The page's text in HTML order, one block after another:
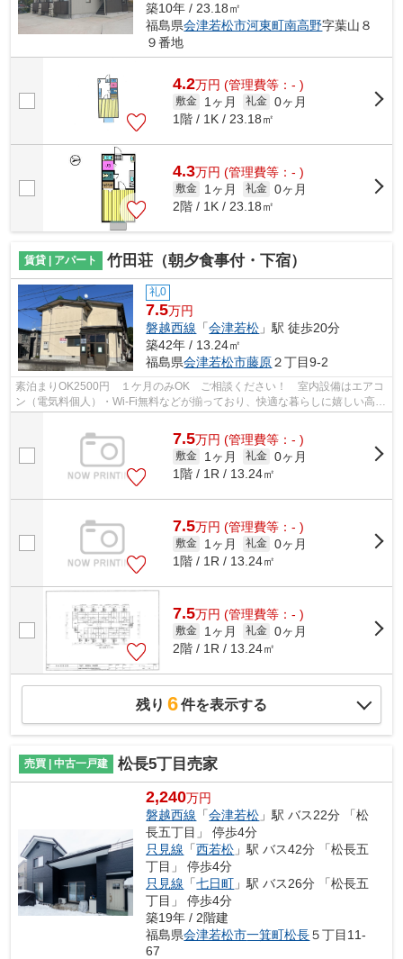
築10年 / 23.18㎡
福島県会津若松市河東町南高野字葉山８
９番地
4.2万円 (管理費等：- )
敷金 1ヶ月 礼金 0ヶ月
1階 / 1K / 23.18㎡
4.3万円 (管理費等：- )
敷金 1ヶ月 礼金 0ヶ月
2階 / 1K / 23.18㎡
賃貸 | アパート 竹田荘（朝夕食事付・下宿）
礼0
7.5万円
磐越西線 「会津若松 」駅 徒歩20分
築42年 / 13.24㎡
福島県会津若松市藤原２丁目9-2
素泊まりOK2500円 １ケ月のみOK ご相談ください！ 室内設備はエアコ
ン（電気料個人）・Wi-Fi無料などが揃っており、快適な暮らしに嬉しい高速
7.5万円 (管理費等：- )
敷金 1ヶ月 礼金 0ヶ月
1階 / 1R / 13.24㎡
7.5万円 (管理費等：- )
敷金 1ヶ月 礼金 0ヶ月
1階 / 1R / 13.24㎡
7.5万円 (管理費等：- )
敷金 1ヶ月 礼金 0ヶ月
2階 / 1R / 13.24㎡
残り 6件を表示する
売買 | 中古一戸建 松長5丁目売家
2,240万円
磐越西線 「会津若松 」駅 バス22分 「松
長五丁目」 停歩4分
只見線 「西若松 」駅 バス42分 「松長五
丁目」 停歩4分
只見線 「七日町 」駅 バス26分 「松長五
丁目」 停歩4分
築19年 / 2階建
福島県会津若松市一箕町松長５丁目11-
67